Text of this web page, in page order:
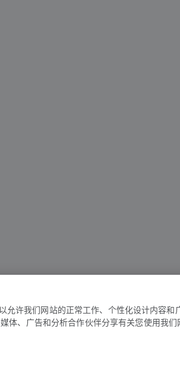
允许我们网站的正常工作、个性化设计内容和
体、广告和分析合作伙伴分享有关您使用我